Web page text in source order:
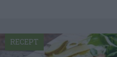
RECEPT